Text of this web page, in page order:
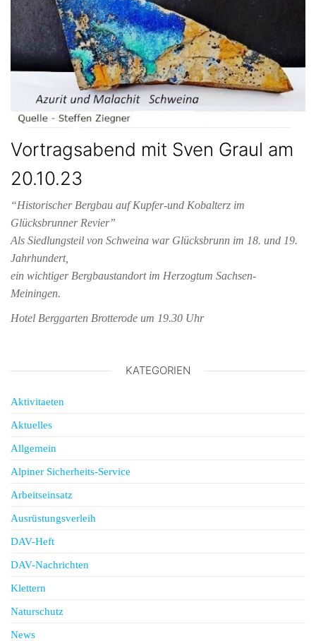
Vortragsabend mit Sven Graul am
20.10.23
“Historischer Bergbau auf Kupfer-und Kobalterz im
Glücksbrunner Revier”
Als Siedlungsteil von Schweina war Glücksbrunn im 18. und 19.
Jahrhundert,
ein wichtiger Bergbaustandort im Herzogtum Sachsen-
Meiningen.
Hotel Berggarten Brotterode um 19.30 Uhr
KATEGORIEN
Aktivitaeten
Aktuelles
Allgemein
Alpiner Sicherheits-Service
Arbeitseinsatz
Ausrüstungsverleih
DAV-Heft
DAV-Nachrichten
Klettern
Naturschutz
News